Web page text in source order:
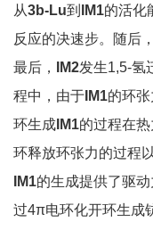
从3b-Lu到 IM1的活化
反应的决速步。随后，
最后，
IM2发生1,5-氢
程中，由于 IM1的环
环生成 IM1的过程在
环释放环张力的过程
IM1的生成提供了驱
过4π电环化开环生成